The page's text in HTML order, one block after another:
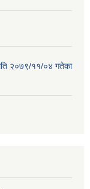
२०७९/११/०४ गतेका